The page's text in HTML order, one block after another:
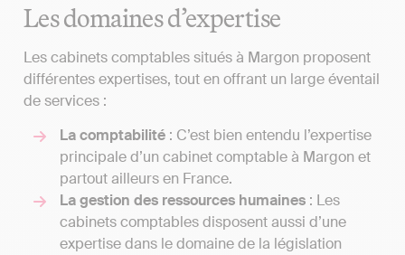
Les domaines d’expertise
Les cabinets comptables situés à Margon proposent
différentes expertises, tout en offrant un large éventail
de services :
La comptabilité : C’est bien entendu l’expertise
principale d’un cabinet comptable à Margon et
partout ailleurs en France.
La gestion des ressources humaines : Les
cabinets comptables disposent aussi d’une
expertise dans le domaine de la législation